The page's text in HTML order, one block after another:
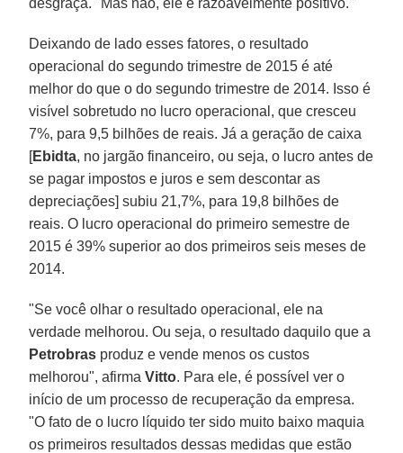
Deixando de lado esses fatores, o resultado
operacional do segundo trimestre de 2015 é até
melhor do que o do segundo trimestre de 2014. Isso é
visível sobretudo no lucro operacional, que cresceu
7%, para 9,5 bilhões de reais. Já a geração de caixa
[Ebidta, no jargão financeiro, ou seja, o lucro antes de
se pagar impostos e juros e sem descontar as
depreciações] subiu 21,7%, para 19,8 bilhões de
reais. O lucro operacional do primeiro semestre de
2015 é 39% superior ao dos primeiros seis meses de
2014.
"Se você olhar o resultado operacional, ele na
verdade melhorou. Ou seja, o resultado daquilo que a
Petrobras produz e vende menos os custos
melhorou", afirmaVitto. Para ele, é possível ver o
início de um processo de recuperação da empresa.
"O fato de o lucro líquido ter sido muito baixo maquia
os primeiros resultados dessas medidas que estão